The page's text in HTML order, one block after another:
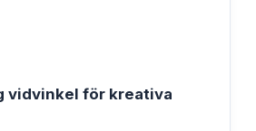
vidvinkel för kreativa